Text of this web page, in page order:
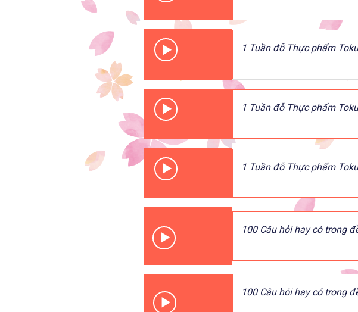
1 Tuần đỗ Thực phẩm
1 Tuần đỗ Thực phẩm
1 Tuần đỗ Thực phẩm
100 Câu hỏi hay có trong
100 Câu hỏi hay có trong